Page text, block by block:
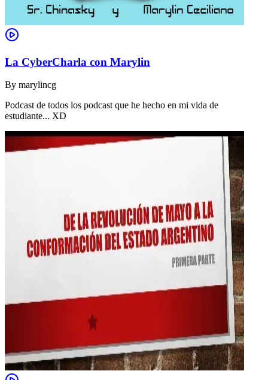
La CyberCharla con Marylin
By marylincg
Podcast de todos los podcast que he hecho en mi vida de
estudiante... XD